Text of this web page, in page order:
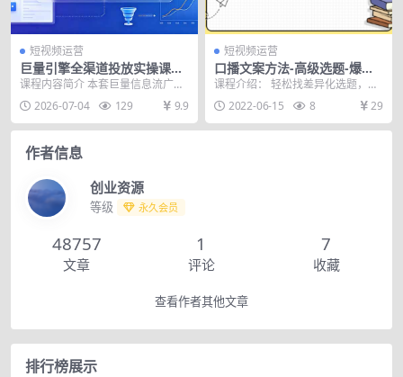
短视频运营
巨量引擎全渠道投放实操课，
信息流搜索聚光地推全覆盖，
课程内容简介 本套巨量信息流广告
投放实操课程，实操教学信息流、
搜索、聚光、地推线...
2026-07-04 129 9.9
短视频运营
口播文案方法-高级选题-爆款
文案，提高5秒完播，快速写
课程介绍： 轻松找差异化选题，提
高5秒完播快速写爆款文案，提升整
体完播现学现用写...
2022-06-15 8 29
作者信息
创业资源
等级 永久会员
48757
文章
1
评论
7
收藏
查看作者其他文章
排行榜展示